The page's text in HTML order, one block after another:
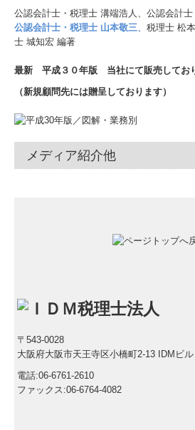
公認会計士・税理士 溝端浩人、公認会計士
公認会計士・税理士 山本敬三
税理士 松
士 城知宏 編著
最新 平成３０年版 当社にて販売しており
（新規顧問先には贈呈しております）
メディア紹介他
〒543-0028
大阪府大阪市天王寺区小橋町2-13 IDMビ
電話:06-6761-2610
ファックス:06-6764-4082